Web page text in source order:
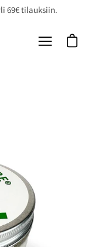
69€ tilauksiin.
Avaa
Avaa